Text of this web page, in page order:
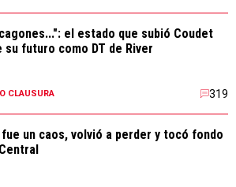
el estado que subió Coudet
su futuro como DT de River
CLAUSURA 319
fue un caos, volvió a perder y tocó fondo